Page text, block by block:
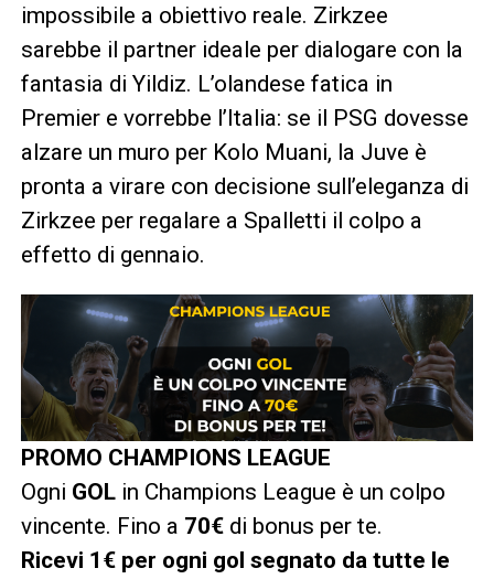
impossibile a obiettivo reale. Zirkzee
sarebbe il partner ideale per dialogare con la
fantasia di Yildiz. L’olandese fatica in
Premier e vorrebbe l’Italia: se il PSG dovesse
alzare un muro per Kolo Muani, la Juve è
pronta a virare con decisione sull’eleganza di
Zirkzee per regalare a Spalletti il colpo a
effetto di gennaio.
PROMO CHAMPIONS LEAGUE
Ogni GOLin Champions League è un colpo
vincente. Fino a 70€di bonus per te.
Ricevi 1€ per ogni gol segnato da tutte le